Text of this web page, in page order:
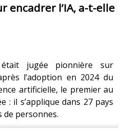
encadrer l’IA, a-t-elle
était jugée pionnière sur
l’adoption en 2024 du
artificielle, le premier au
: il s’applique dans 27 pays
de personnes.